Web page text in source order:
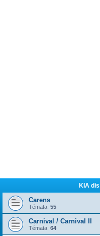
KIA
Carens
Témata: 55
Carnival / Carnival II
Témata: 64